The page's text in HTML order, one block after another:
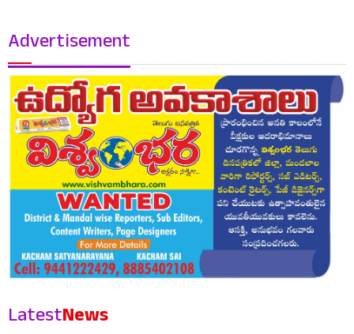
Advertisement
LatestNews